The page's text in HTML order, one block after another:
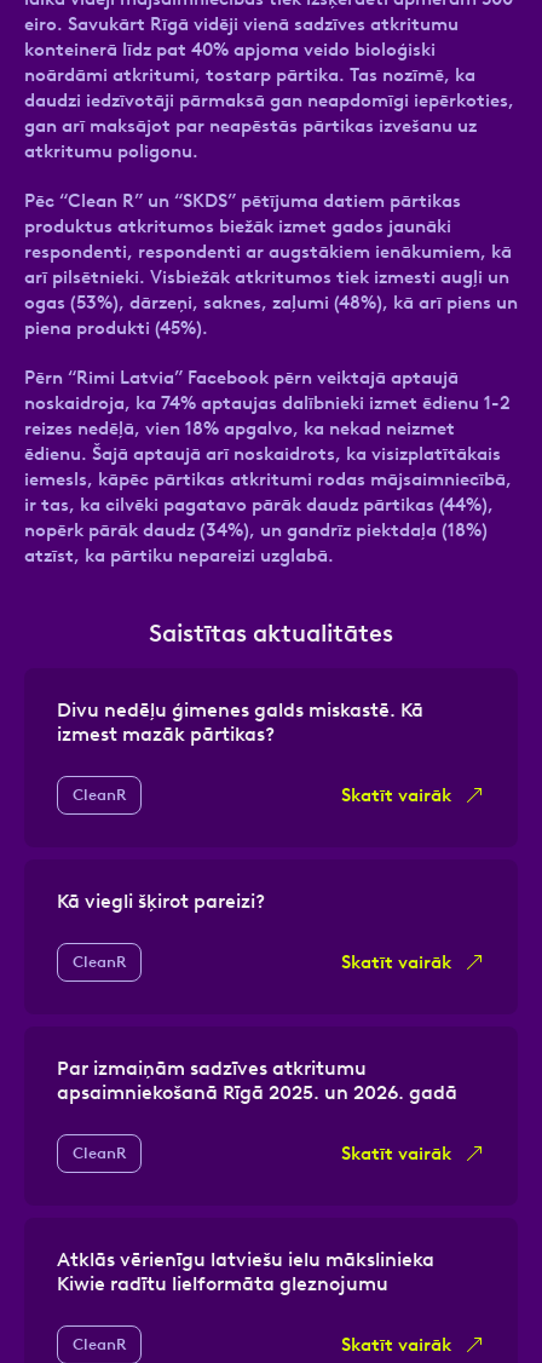
eiro. Savukārt Rīgā vidēji vienā sadzīves atkritumu
konteinerā līdz pat 40% apjoma veido bioloģiski
noārdāmi atkritumi, tostarp pārtika. Tas nozīmē, ka
daudzi iedzīvotāji pārmaksā gan neapdomīgi iepērkoties,
gan arī maksājot par neapēstās pārtikas izvešanu uz
atkritumu poligonu.
Pēc “Clean R” un “SKDS” pētījuma datiem pārtikas
produktus atkritumos biežāk izmet gados jaunāki
respondenti, respondenti ar augstākiem ienākumiem, kā
arī pilsētnieki. Visbiežāk atkritumos tiek izmesti augļi un
ogas (53%), dārzeņi, saknes, zaļumi (48%), kā arī piens un
piena produkti (45%).
Pērn “Rimi Latvia” Facebook pērn veiktajā aptaujā
noskaidroja, ka 74% aptaujas dalībnieki izmet ēdienu 1-2
reizes nedēļā, vien 18% apgalvo, ka nekad neizmet
ēdienu. Šajā aptaujā arī noskaidrots, ka visizplatītākais
iemesls, kāpēc pārtikas atkritumi rodas mājsaimniecībā,
ir tas, ka cilvēki pagatavo pārāk daudz pārtikas (44%),
nopērk pārāk daudz (34%), un gandrīz piektdaļa (18%)
atzīst, ka pārtiku nepareizi uzglabā.
Saistītas aktualitātes
Divu nedēļu ģimenes galds miskastē. Kā
izmest mazāk pārtikas?
CleanR Skatīt vairāk
Kā viegli šķirot pareizi?
CleanR Skatīt vairāk
Par izmaiņām sadzīves atkritumu
apsaimniekošanā Rīgā 2025. un 2026. gadā
CleanR Skatīt vairāk
Atklās vērienīgu latviešu ielu mākslinieka
Kiwie radītu lielformāta gleznojumu
CleanR Skatīt vairāk